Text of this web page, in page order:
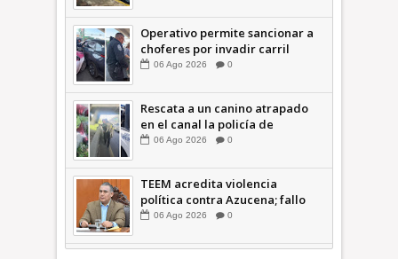
Operativo permite sancionar a
choferes por invadir carril
confinado: Ecatepec +Video |
06 Ago 2026 0
Rescata a un canino atrapado
en el canal la policía de
Ecatepec INFORMATIVA
06 Ago 2026 0
TEEM acredita violencia
política contra Azucena; fallo
confirma guerra sucia: Octavio
06 Ago 2026 0